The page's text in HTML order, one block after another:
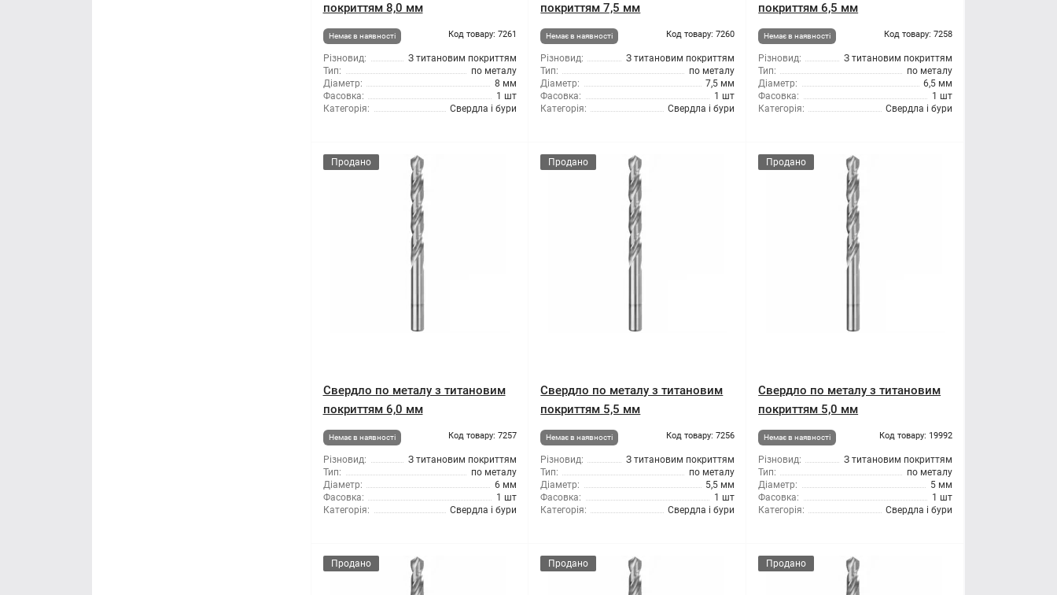
покриттям 8,0 мм
Немає в наявності Код товару: 7261
Різновид:
З титановим покриттям
Тип:
по металу
Діаметр:
8 мм
Фасовка:
1 шт
Категорія:
Свердла і бури
покриттям 7,5 мм
Немає в наявності Код товару: 7260
Різновид:
З титановим покриттям
Тип:
по металу
Діаметр:
7,5 мм
Фасовка:
1 шт
Категорія:
Свердла і бури
покриттям 6,5 мм
Немає в наявності Код товару: 7258
Різновид:
З титановим покриттям
Тип:
по металу
Діаметр:
6,5 мм
Фасовка:
1 шт
Категорія:
Свердла і бури
Продано
Свердло по металу з титановим
покриттям 6,0 мм
Немає в наявності Код товару: 7257
Різновид:
З титановим покриттям
Тип:
по металу
Діаметр:
6 мм
Фасовка:
1 шт
Категорія:
Свердла і бури
Продано
Свердло по металу з титановим
покриттям 5,5 мм
Немає в наявності Код товару: 7256
Різновид:
З титановим покриттям
Тип:
по металу
Діаметр:
5,5 мм
Фасовка:
1 шт
Категорія:
Свердла і бури
Продано
Свердло по металу з титановим
покриттям 5,0 мм
Немає в наявності Код товару: 19992
Різновид:
З титановим покриттям
Тип:
по металу
Діаметр:
5 мм
Фасовка:
1 шт
Категорія:
Свердла і бури
Продано Продано Продано